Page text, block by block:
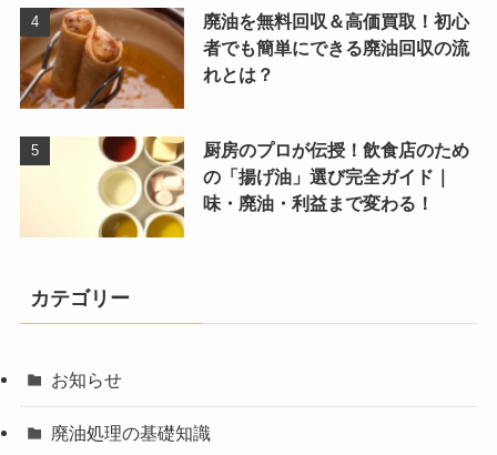
廃油を無料回収＆高価買取！初心
者でも簡単にできる廃油回収の流
れとは？
厨房のプロが伝授！飲食店のため
の「揚げ油」選び完全ガイド｜
味・廃油・利益まで変わる！
カテゴリー
お知らせ
廃油処理の基礎知識